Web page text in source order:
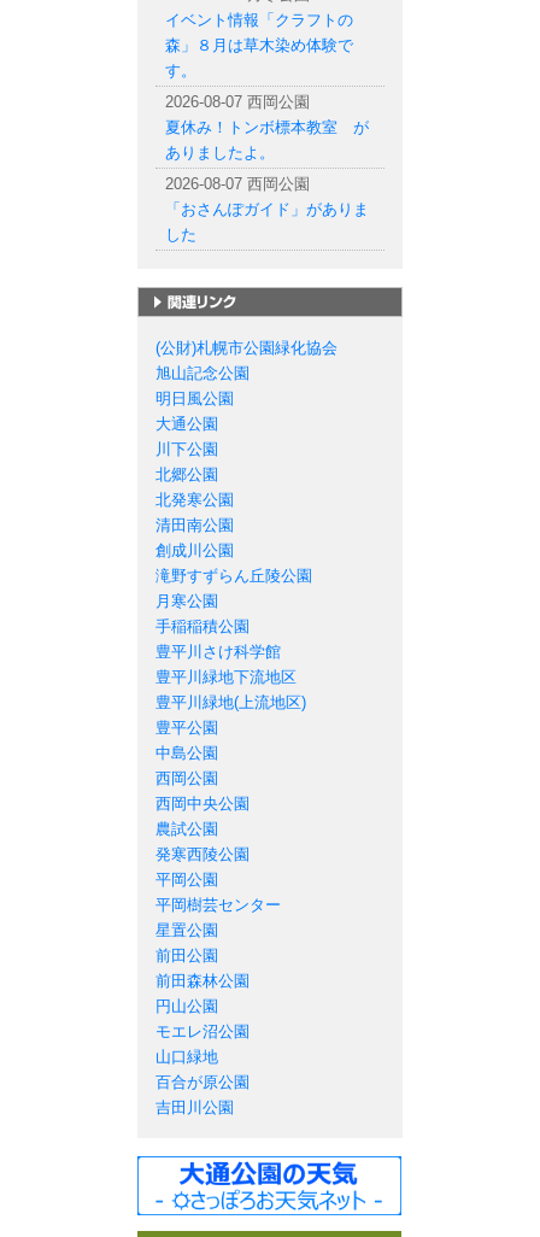
イベント情報「クラフトの
森」８月は草木染め体験で
す。
2026-08-07 西岡公園
夏休み！トンボ標本教室 が
ありましたよ。
2026-08-07 西岡公園
「おさんぽガイド」がありま
した
(公財)札幌市公園緑化協会
旭山記念公園
明日風公園
大通公園
川下公園
北郷公園
北発寒公園
清田南公園
創成川公園
滝野すずらん丘陵公園
月寒公園
手稲稲積公園
豊平川さけ科学館
豊平川緑地下流地区
豊平川緑地(上流地区)
豊平公園
中島公園
西岡公園
西岡中央公園
農試公園
発寒西陵公園
平岡公園
平岡樹芸センター
星置公園
前田公園
前田森林公園
円山公園
モエレ沼公園
山口緑地
百合が原公園
吉田川公園